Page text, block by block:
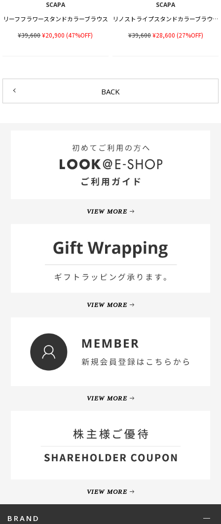
SCAPA
リーフフラワースタンドカラーブラウス
¥39,600¥20,900 (47%OFF)
SCAPA
リノストライプスタンドカラーブラウス
¥39,600¥28,600 (27%OFF)
BACK
VIEW MORE
VIEW MORE
VIEW MORE
VIEW MORE
BRAND